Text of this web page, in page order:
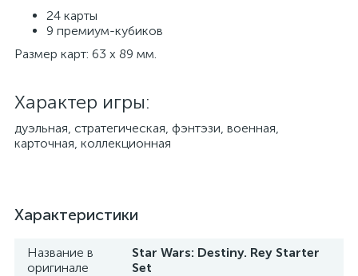
24 карты
9 премиум-кубиков
Размер карт: 63 х 89 мм.
Характер игры:
дуэльная, стратегическая, фэнтэзи, военная,
карточная, коллекционная
Характеристики
Название в
оригинале
Star Wars: Destiny. Rey Starter
Set